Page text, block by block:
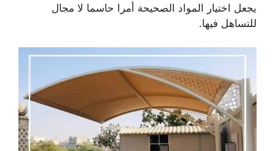
يجعل اختيار المواد الصحيحة أمرا حاسما لا مجال
للتساهل فيها.